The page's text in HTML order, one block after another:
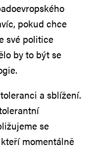
pokud chce
své politice
by to být se
a sblížení.
se
momentálně